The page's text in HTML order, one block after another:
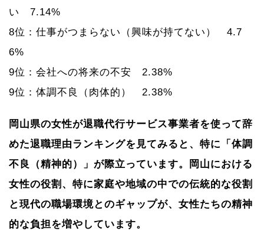
い 7.14%
8位：仕事がつまらない（興味が持てない） 4.7
6%
9位：会社への将来の不安 2.38%
9位：体調不良（肉体的） 2.38%
岡山県の女性が退職代行サービス事業者を使って辞
めた退職理由ランキングを見てみると、特に「体調
不良（精神的）」が際立っています。岡山における
女性の役割、特に家庭や地域の中での伝統的な役割
と現代の職場環境とのギャップが、女性たちの精神
的な負担を増やしています。